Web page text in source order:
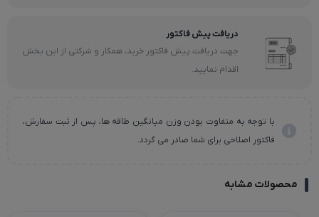
دریافت پیش فاکتور
جهت دریافت پیش فاکتور خرید، همکار و شرکتی از این بخش
اقدام نمایید.
با توجه به متفاوت بودن وزن میانگین طاقه ها، پس از ثبت سفارش،
فاکتور اصلاحی برای شما صادر می گردد.
محصولات مشابه